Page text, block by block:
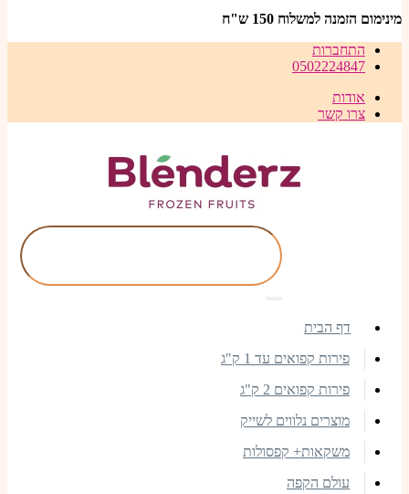
מינימום הזמנה למשלוח 150 ש"ח
התחברות
0502224847
אודות
צרו קשר
דף הבית
פירות קפואים עד 1 ק"ג
פירות קפואים 2 ק"ג
מוצרים נלווים לשייק
משקאות+ קפסולות
עולם הקפה